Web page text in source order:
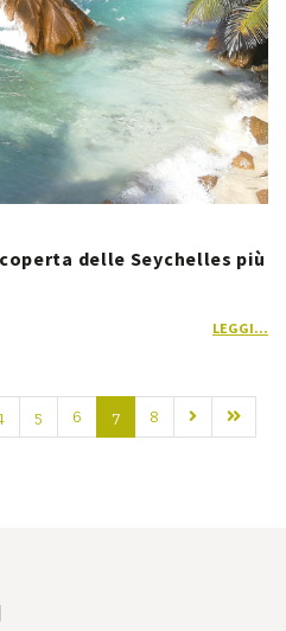
delle Seychelles più
LEGGI...
5 6 7 8